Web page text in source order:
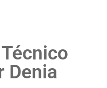
Denia